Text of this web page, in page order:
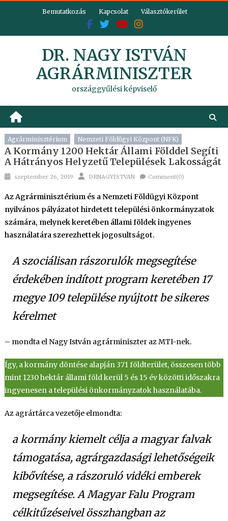
Bemutatkozás Kapcsolat Választókerület
DR. NAGY ISTVÁN
AGRÁRMINISZTER
országgyűlési képviselő
Agrárminisztérium Nemzeti Földügyi Központ (NFK)
A Kormány 1200 Hektár Állami Földdel Segíti
A Hátrányos Helyzetű Települések Lakosságát
Posted
szeptember 26, 2019 Author
DRNAGYISTVAN Comment(0)
Az Agrárminisztérium és a Nemzeti Földügyi Központ
nyilvános pályázatot hirdetett települési önkormányzatok
számára, melynek keretében állami földek ingyenes
használatára szerezhettek jogosultságot.
A szociálisan rászorulók megsegítése
érdekében indított program keretében 17
megye 109 települése nyújtott be sikeres
kérelmet
– mondta el Nagy István agrárminiszter az MTI-nek.
Így, a kormány döntése alapján 371 földterület, összesen több
mint 1230 hektár állami föld kerül 5 és 15 év közötti időszakra
ingyenesen a települési önkormányzatok használatába.
Az agrártárca vezetője elmondta:
a kormány kiemelt célja a magyar falvak
támogatása, agrárgazdasági lehetőségeik
kibővítése, a rászoruló vidéki emberek
megsegítése. A Magyar Falu Program
célkitűzéseivel összhangban az